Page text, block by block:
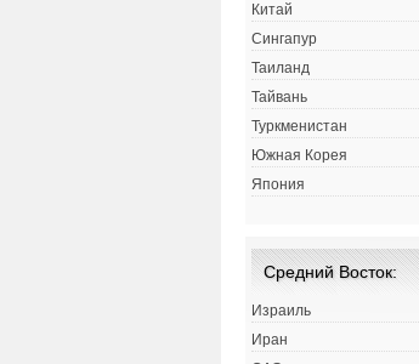
Китай
Сингапур
Таиланд
Тайвань
Туркменистан
Южная Корея
Япония
Средний Восток:
Израиль
Иран